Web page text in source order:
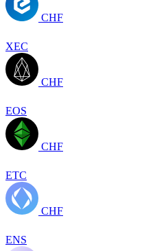
CHF
XEC
CHF
EOS
CHF
ETC
CHF
ENS